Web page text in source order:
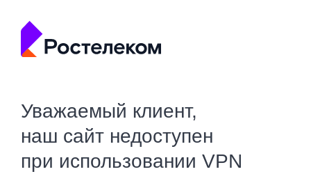
Уважаемый клиент,
наш сайт недоступен
при использовании VPN